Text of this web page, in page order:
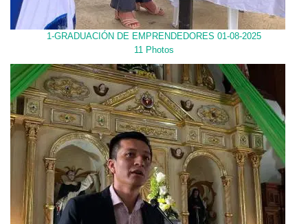
1-GRADUACIÓN DE EMPRENDEDORES 01-08-2025
11 Photos